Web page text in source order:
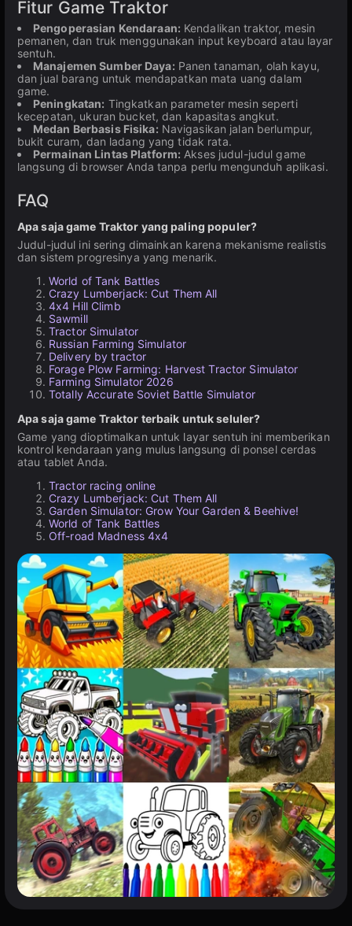
Fitur Game Traktor
Pengoperasian Kendaraan: Kendalikan traktor, mesin
pemanen, dan truk menggunakan input keyboard atau layar
sentuh.
Manajemen Sumber Daya: Panen tanaman, olah kayu,
dan jual barang untuk mendapatkan mata uang dalam
game.
Peningkatan: Tingkatkan parameter mesin seperti
kecepatan, ukuran bucket, dan kapasitas angkut.
Medan Berbasis Fisika: Navigasikan jalan berlumpur,
bukit curam, dan ladang yang tidak rata.
Permainan Lintas Platform: Akses judul-judul game
langsung di browser Anda tanpa perlu mengunduh aplikasi.
FAQ
Apa saja game Traktor yang paling populer?
Judul-judul ini sering dimainkan karena mekanisme realistis
dan sistem progresinya yang menarik.
World of Tank Battles
Crazy Lumberjack: Cut Them All
4x4 Hill Climb
Sawmill
Tractor Simulator
Russian Farming Simulator
Delivery by tractor
Forage Plow Farming: Harvest Tractor Simulator
Farming Simulator 2026
Totally Accurate Soviet Battle Simulator
Apa saja game Traktor terbaik untuk seluler?
Game yang dioptimalkan untuk layar sentuh ini memberikan
kontrol kendaraan yang mulus langsung di ponsel cerdas
atau tablet Anda.
Tractor racing online
Crazy Lumberjack: Cut Them All
Garden Simulator: Grow Your Garden & Beehive!
World of Tank Battles
Off-road Madness 4х4